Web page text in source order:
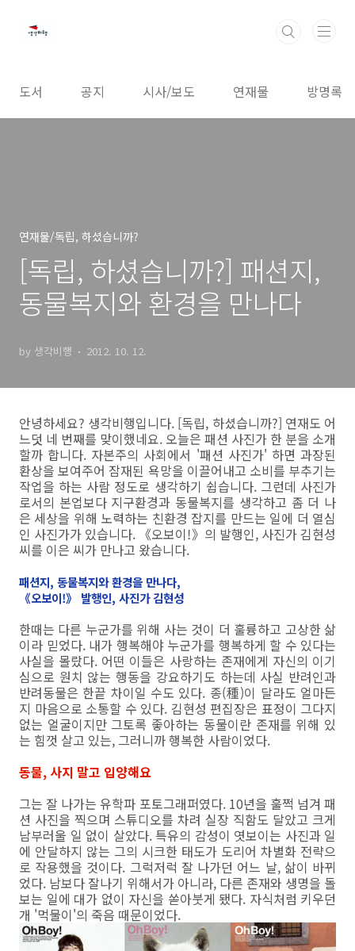
도서 공지 시사/보도 연재물 방명록
연재물/독립, 하셨습니까?
[독립, 하셨습니까?] 패션지,
동물복지와 환경을 만나다
by 생각비행 2012. 10. 12.
안녕하세요? 생각비행입니다. [독립, 하셨습니까?] 연재도 어
느덧 네 번째를 맞이했네요. 오늘은 패션 사진가 한 분을 소개
할까 합니다. 자본주의 사회에서 '패션 사진가' 하면 과장된
환상을 보여주어 잠재된 욕망을 이끌어내고 소비를 부추기는
작업을 하는 사람 정도로 생각하기 쉽습니다. 그런데 사진가
로서의 본업보다 지구환경과 동물복지를 생각하고 좀 더 나
은 세상을 위해 노력하는 친환경 잡지를 만드는 일에 더 열심
인 사진가가 있습니다. 《오보이!》의 발행인, 사진가 김현성
씨를 이은 씨가 만나고 왔습니다.
패션지, 동물복지와 환경을 만나다,
《오보이!》 발행인, 사진가 김현성
한때는 다른 누군가를 위해 사는 것이 더 훌륭하고 고상한 삶
이라 믿었다. 내가 행복해야 누군가를 행복하게 할 수 있다는
사실을 몰랐다. 어떤 이들은 사랑하는 존재에게 자신의 이기
심으로 원치 않는 행동을 강요하기도 하는데 사실 반려인과
반려동물은 한끝 차이일 수도 있다. 종(種)이 달라도 얼마든
지 마음으로 소통할 수 있다. 김현성 편집장은 표정이 그다지
없는 얼굴이지만 그토록 좋아하는 동물이란 존재를 위해 있
는 힘껏 살고 있는, 그러니까 행복한 사람이었다.
동물, 사지 말고 입양해요
그는 잘 나가는 유학파 포토그래퍼였다. 10년을 훌쩍 넘겨 패
션 사진을 찍으며 스튜디오를 차려 실장 직함도 달았고 크게
남부러울 일 없이 살았다. 특유의 감성이 엿보이는 사진과 일
에 안달하지 않는 그의 시크한 태도가 도리어 차별화 전략으
로 작용했을 것이다. 그럭저럭 잘 나가던 어느 날, 삶이 바뀌
었다. 남보다 잘나기 위해서가 아니라, 다른 존재와 생명을 돌
보는 일에 대가 없이 자신을 쏟아붓게 됐다. 자식처럼 키우던
개 '먹물이'의 죽음 때문이었다.